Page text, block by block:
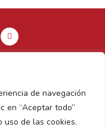
de navegación
en “Aceptar todo”
de las cookies.